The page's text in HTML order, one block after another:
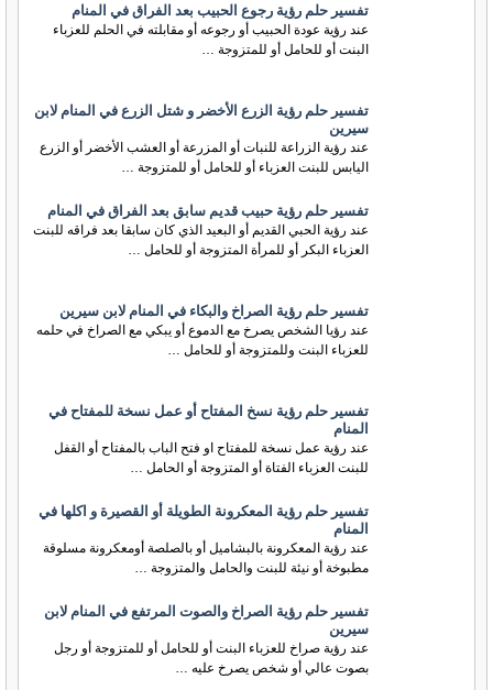
تفسير حلم رؤية رجوع الحبيب بعد الفراق في المنام
عند رؤية عودة الحبيب أو رجوعه أو مقابلته في الحلم للعزباء
البنت أو للحامل أو للمتزوجة …
تفسير حلم رؤية الزرع الأخضر و شتل الزرع في المنام لابن
سيرين
عند رؤية الزراعة للنبات أو المزرعة أو العشب الأخضر أو الزرع
اليابس للبنت العزباء أو للحامل أو للمتزوجة …
تفسير حلم رؤية حبيب قديم سابق بعد الفراق في المنام
عند رؤية الحبي القديم أو البعيد الذي كان سابقا بعد فراقه للبنت
العزباء البكر أو للمرأة المتزوجة أو للحامل …
تفسير حلم رؤية الصراخ والبكاء في المنام لابن سيرين
عند رؤيا الشخص يصرخ مع الدموع أو يبكي مع الصراخ في حلمه
للعزباء البنت وللمتزوجة أو للحامل …
تفسير حلم رؤية نسخ المفتاح أو عمل نسخة للمفتاح في
المنام
عند رؤية عمل نسخة للمفتاح او فتح الباب بالمفتاح أو القفل
للبنت العزباء الفتاة أو المتزوجة أو الحامل …
تفسير حلم رؤية المعكرونة الطويلة أو القصيرة و اكلها في
المنام
عند رؤية المعكرونة بالبشاميل أو بالصلصة أومعكرونة مسلوقة
مطبوخة أو نيئة للبنت والحامل والمتزوجة …
تفسير حلم رؤية الصراخ والصوت المرتفع في المنام لابن
سيرين
عند رؤية صراخ للعزباء البنت أو للحامل أو للمتزوجة أو رجل
بصوت عالي أو شخص يصرخ عليه …